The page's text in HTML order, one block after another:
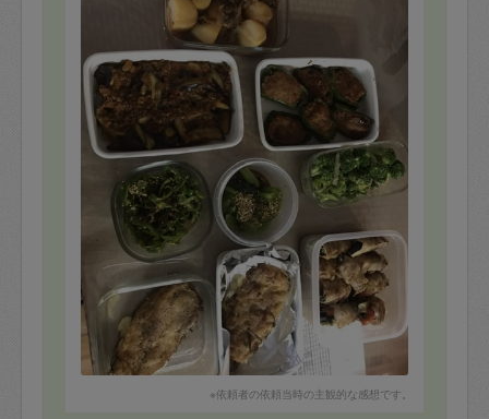
※依頼者の依頼当時の主観的な感想です。